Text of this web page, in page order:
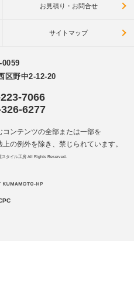
お見積り・お問合せ
サイトマップ
0059
区野中2-12-20
7066
6277
ンテンツの全部または一部を
の例外を除き、禁じられています。
スタイル工房All Rights Reserved.
PC